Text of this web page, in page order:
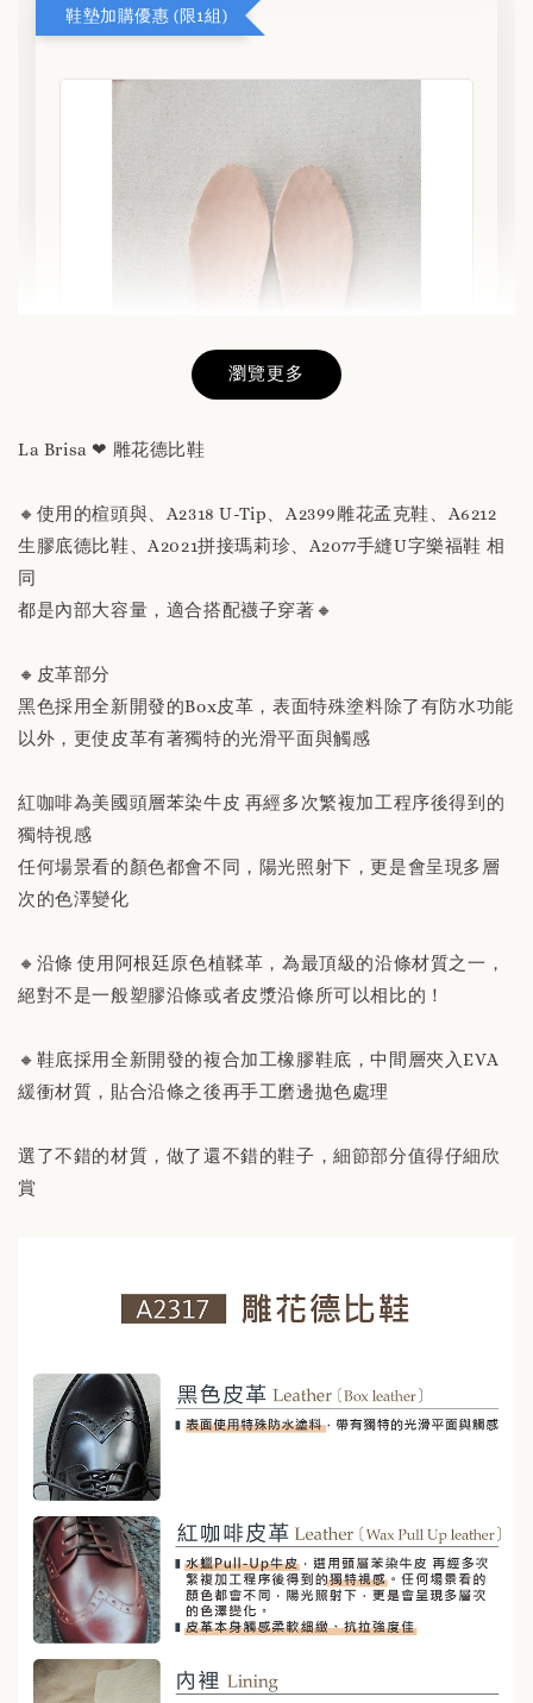
鞋墊加購優惠 (限1組)
替換用真皮鞋墊 「購買前請務必閱讀商品敘述
說明」
NT$ 190
加入購物車
瀏覽更多
La Brisa ❤ 雕花德比鞋
🔸使用的楦頭與、A2318 U-Tip、A2399雕花孟克鞋、A6212
生膠底德比鞋、A2021拼接瑪莉珍、A2077手縫U字樂福鞋 相
同
都是內部大容量，適合搭配襪子穿著🔸
🔸皮革部分
黑色採用全新開發的Box皮革，表面特殊塗料除了有防水功能
以外，更使皮革有著獨特的光滑平面與觸感
紅咖啡為美國頭層苯染牛皮 再經多次繁複加工程序後得到的
獨特視感
任何場景看的顏色都會不同，陽光照射下，更是會呈現多層
次的色澤變化
🔸沿條 使用阿根廷原色植鞣革，為最頂級的沿條材質之一，
絕對不是一般塑膠沿條或者皮漿沿條所可以相比的！
🔸鞋底採用全新開發的複合加工橡膠鞋底，中間層夾入EVA
緩衝材質，貼合沿條之後再手工磨邊拋色處理
選了不錯的材質，做了還不錯的鞋子，細節部分值得仔細欣
賞